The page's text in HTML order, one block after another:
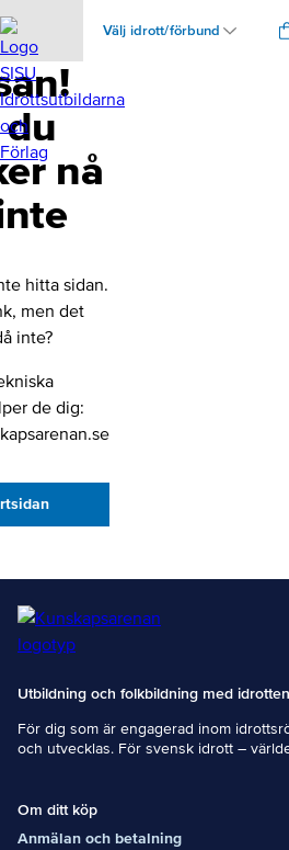
Välj idrott/förbund
nå
hitta sidan.
men det
inte?
de dig:
Utbildning och folkbildning med idrotten
För dig som är engagerad inom
och utvecklas. För svensk idrott –
Om ditt köp
Anmälan och betalning